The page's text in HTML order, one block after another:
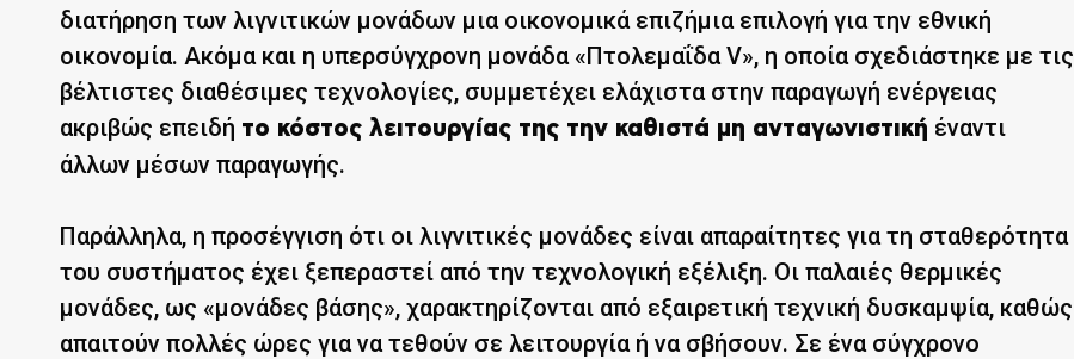
διατήρηση των λιγνιτικών μονάδων μια οικονομικά επιζήμια επιλογή για την εθνική
οικονομία. Ακόμα και η υπερσύγχρονη μονάδα «Πτολεμαΐδα V», η οποία σχεδιάστηκε με τις
βέλτιστες διαθέσιμες τεχνολογίες, συμμετέχει ελάχιστα στην παραγωγή ενέργειας
ακριβώς επειδή το κόστος λειτουργίας της την καθιστά μη ανταγωνιστική έναντι
άλλων μέσων παραγωγής.
Παράλληλα, η προσέγγιση ότι οι λιγνιτικές μονάδες είναι απαραίτητες για τη σταθερότητα
του συστήματος έχει ξεπεραστεί από την τεχνολογική εξέλιξη. Οι παλαιές θερμικές
μονάδες, ως «μονάδες βάσης», χαρακτηρίζονται από εξαιρετική τεχνική δυσκαμψία, καθώς
απαιτούν πολλές ώρες για να τεθούν σε λειτουργία ή να σβήσουν. Σε ένα σύγχρονο